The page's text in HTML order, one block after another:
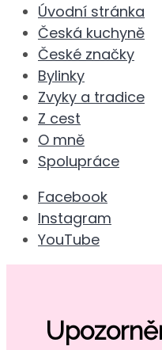
Úvodní stránka
Česká kuchyně
České značky
Bylinky
Zvyky a tradice
Z cest
O mně
Spolupráce
Facebook
Instagram
YouTube